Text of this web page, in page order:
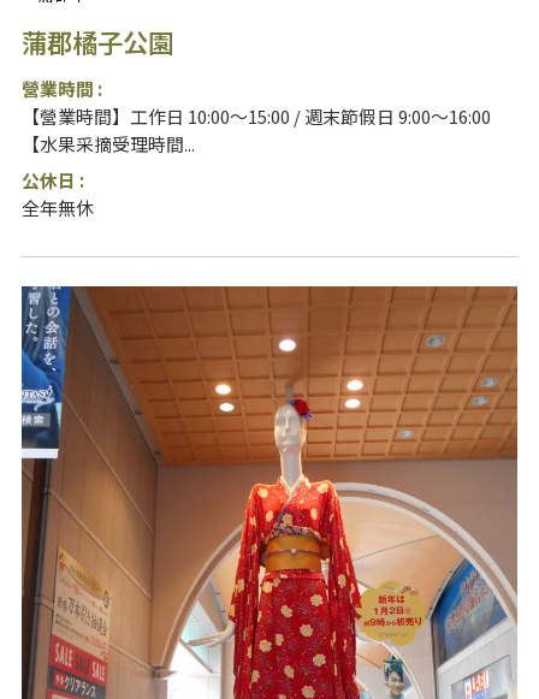
蒲郡橘子公園
營業時間 :
【營業時間】工作日 10:00～15:00 / 週末節假日 9:00～16:00
【水果采摘受理時間...
公休日 :
全年無休